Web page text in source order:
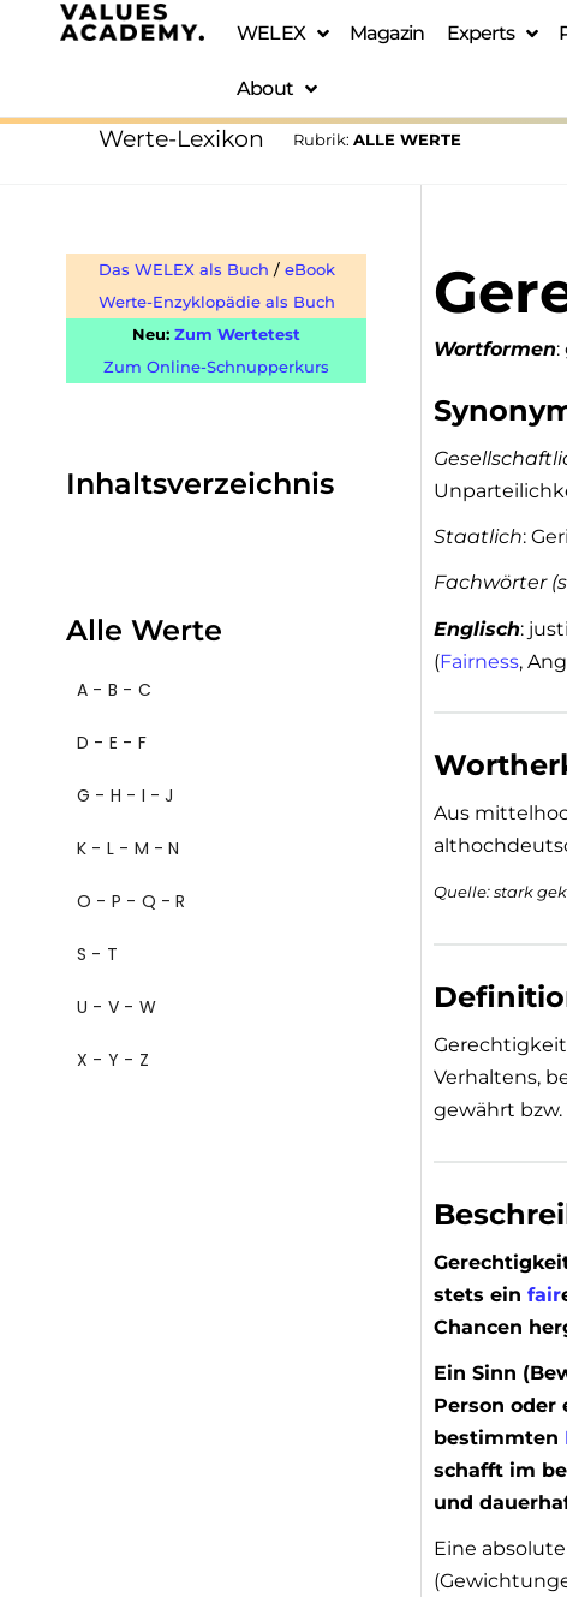
WELEX Magazin Experts
About
Werte-Lexikon Rubrik: ALLE WERTE
Das WELEX als Buch / eBook
Werte-Enzyklopädie als Buch
Neu:Zum Wertetest
Zum Online-Schnupperkurs
Inhaltsverzeichnis
Alle Werte
A - B - C
D - E - F
G - H - I - J
K - L - M - N
O - P - Q - R
S - T
U - V - W
X - Y - Z
Wortformen:
Staatlich:
Fachwörter
Englisch:
(Fairness,
Aus
Quelle: stark
Verhaltens,
gewährt
stets ein fair
Chancen
Ein Sinn
Person oder
bestimmten
schafft im
und
Eine